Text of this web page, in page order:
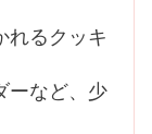
れるクッキ
ーなど、少